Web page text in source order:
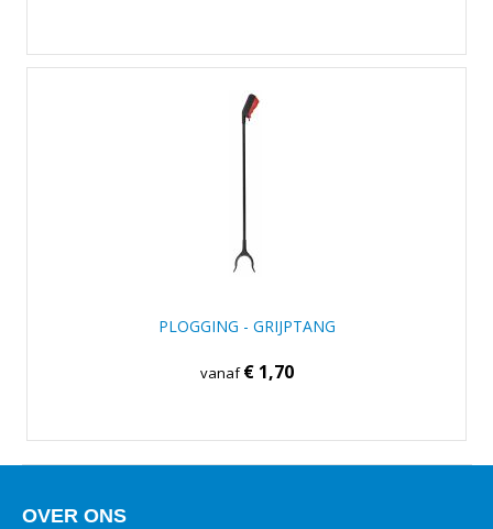
PLOGGING - GRIJPTANG
vanaf€ 1,70
OVER ONS